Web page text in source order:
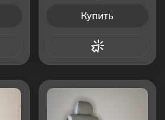
Купить